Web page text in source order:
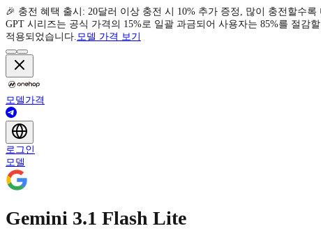
🎉 충전 혜택 출시: 20달러 이상 충전 시 10% 추가 증정, 많이 충전할수록
GPT 시리즈는 공식 가격의 15%로 일괄 과금되어 사용자는 85%를 절감
적용되었습니다.모델 가격 보기
모델 가격
로그인
모델
Gemini 3.1 Flash Lite